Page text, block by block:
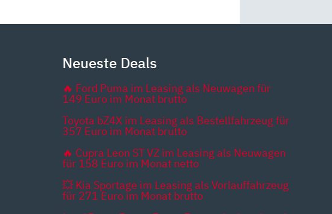
Neueste Deals
🔥 Ford Puma im Leasing als Neuwagen für
149 Euro im Monat brutto
Toyota bZ4X im Leasing als Bestellfahrzeug für
357 Euro im Monat brutto
🔥 Cupra Leon ST VZ im Leasing als Neuwagen
für 158 Euro im Monat netto
💥 Kia Sportage im Leasing als Vorlauffahrzeug
für 271 Euro im Monat brutto